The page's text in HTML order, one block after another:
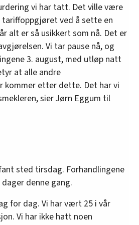
vi har tatt. Det ville være
ved å sette en
alt er så usikkert som nå. Det er
Vi tar pause nå, og
3. august, med utløp natt
at alle andre
kommer etter dette. Det har vi
sier Jørn Eggum til
sted tirsdag. Forhandlingene
denne gang.
for dag. Vi har vært 25 i vår
Vi har ikke hatt noen